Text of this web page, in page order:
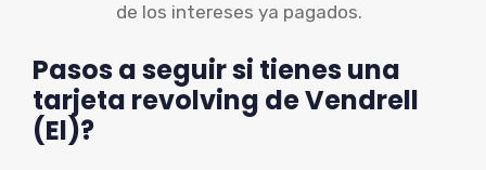
de los intereses ya pagados.
Pasos a seguir si tienes una
tarjeta revolving de Vendrell
(El)?